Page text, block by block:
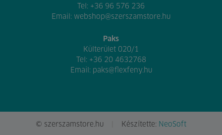
Tel: +36 96 576 236
Email: webshop@szerszamstore.hu
Paks
Külterület 020/1
Tel: +36 20 4632768
Email: paks@flexfeny.hu
© szerszamstore.hu Készítette: NeoSoft